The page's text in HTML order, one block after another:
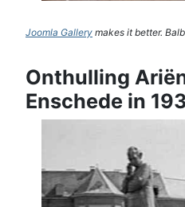
Joomla Gallery makes it better.
Onthulling
Enschede in